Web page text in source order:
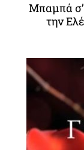
Μπαμπά
την